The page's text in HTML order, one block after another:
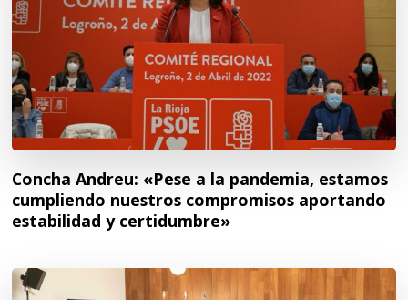
Concha Andreu: «Pese a la pandemia, estamos
cumpliendo nuestros compromisos aportando
estabilidad y certidumbre»